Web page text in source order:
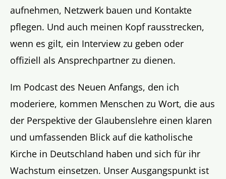
aufnehmen, Netzwerk bauen und Kontakte
pflegen. Und auch meinen Kopf rausstrecken,
wenn es gilt, ein Interview zu geben oder
offiziell als Ansprechpartner zu dienen.
Im Podcast des Neuen Anfangs, den ich
moderiere, kommen Menschen zu Wort, die aus
der Perspektive der Glaubenslehre einen klaren
und umfassenden Blick auf die katholische
Kirche in Deutschland haben und sich für ihr
Wachstum einsetzen. Unser Ausgangspunkt ist